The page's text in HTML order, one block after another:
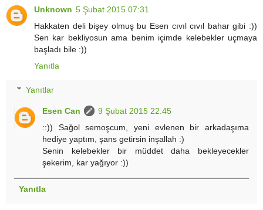
Unknown 5 Şubat 2015 07:31
Hakkaten deli bişey olmuş bu Esen cıvıl cıvıl bahar gibi :))
Sen kar bekliyosun ama benim içimde kelebekler uçmaya
başladı bile :))
Yanıtla
Yanıtlar
Esen Can
9 Şubat 2015 22:45
::)) Sağol semoşcum, yeni evlenen bir arkadaşıma
hediye yaptım, şans getirsin inşallah :)
Senin kelebekler bir müddet daha bekleyecekler
şekerim, kar yağıyor :))
Yanıtla